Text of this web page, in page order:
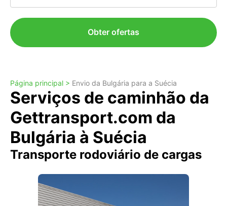
Obter ofertas
Página principal > Envio da Bulgária para a Suécia
Serviços de caminhão da
Gettransport.com da
Bulgária à Suécia
Transporte rodoviário de cargas